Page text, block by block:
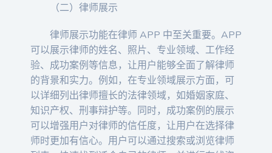
（二）律师展示
律师展示功能在律师 APP 中至关重要。APP
可以展示律师的姓名、照片、专业领域、工作经
验、成功案例等信息，让用户能够全面了解律师
的背景和实力。例如，在专业领域展示方面，可
以详细列出律师擅长的法律领域，如婚姻家庭、
知识产权、刑事辩护等。同时，成功案例的展示
可以增强用户对律师的信任度，让用户在选择律
师时更加有信心。用户可以通过搜索或浏览律师